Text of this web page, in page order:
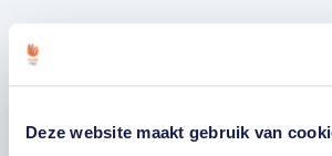
Deze website maakt gebruik van
ACHTERNAAM